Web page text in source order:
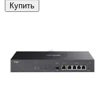
Купить